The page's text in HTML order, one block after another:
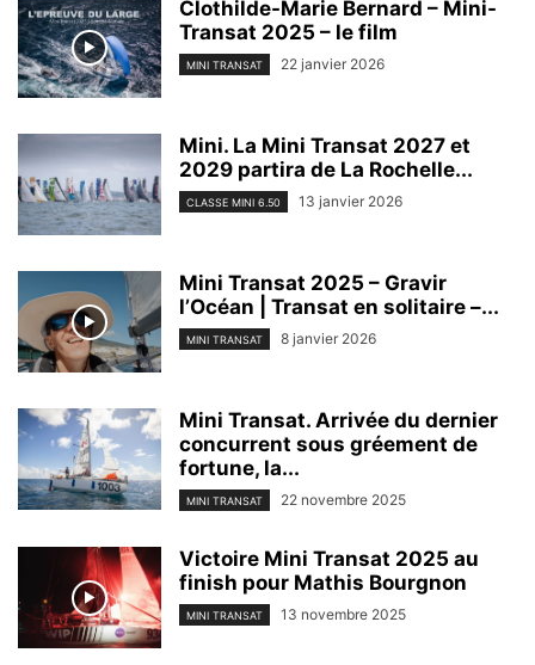
Clothilde-Marie Bernard – Mini-
Transat 2025 – le film
MINI TRANSAT 22 janvier 2026
Mini. La Mini Transat 2027 et
2029 partira de La Rochelle...
CLASSE MINI 6.50 13 janvier 2026
Mini Transat 2025 – Gravir
l’Océan | Transat en solitaire –...
MINI TRANSAT 8 janvier 2026
Mini Transat. Arrivée du dernier
concurrent sous gréement de
fortune, la...
MINI TRANSAT 22 novembre 2025
Victoire Mini Transat 2025 au
finish pour Mathis Bourgnon
MINI TRANSAT 13 novembre 2025